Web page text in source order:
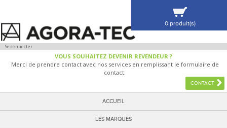
Se connecter
VOUS SOUHAITEZ DEVENIR REVENDEUR ?
Merci de prendre contact avec nos services en remplissant le formulaire de
contact.
CONTACT
ACCUEIL
LES MARQUES
0 produit(s)
VOIR MA SÉLECTION